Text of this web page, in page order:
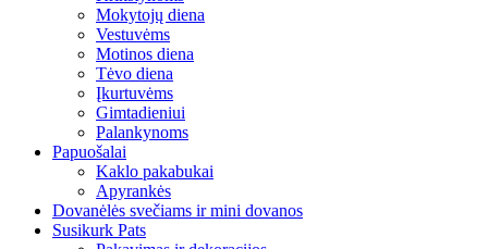
Mokytojų diena
Vestuvėms
Motinos diena
Tėvo diena
Įkurtuvėms
Gimtadieniui
Palankynoms
Papuošalai
Kaklo pakabukai
Apyrankės
Dovanėlės svečiams ir mini dovanos
Susikurk Pats